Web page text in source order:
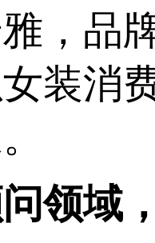
，品
装消
领域